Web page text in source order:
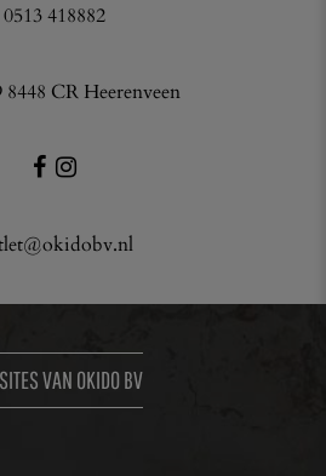
0513 418882
8448 CR Heerenveen
VAN OKIDO BV